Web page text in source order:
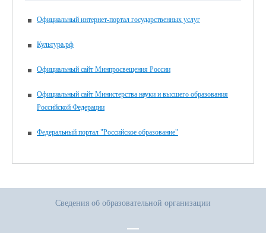
Официальный интернет-портал государственных услуг
Культура.рф
Официальный сайт Минпросвещения России
Официальный сайт Министерства науки и высшего образования
Российской Федерации
Федеральный портал "Российское образование"
Сведения об образовательной организации